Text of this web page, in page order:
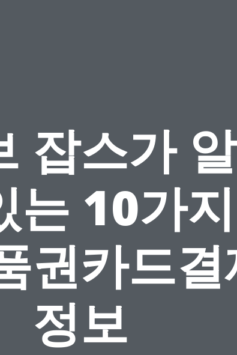
잡스가
는 10가
권카드결
정보